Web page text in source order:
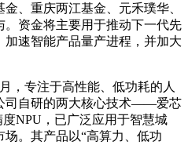
、重庆两江基金、元禾璞华、
资金将主要用于推动下一代先
速智能产品量产进程，并加大
专注于高性能、低功耗的人
司自研的两大核心技术——爱芯
NPU，已广泛应用于智慧城
。其产品以“高算力、低功